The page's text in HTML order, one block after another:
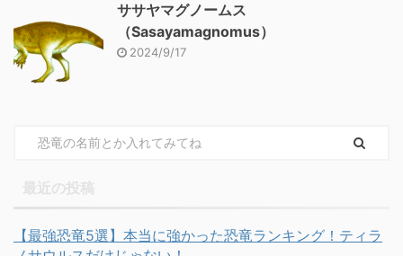
ササヤマグノームス
（Sasayamagnomus）
2024/9/17
【最強恐竜5選】本当に強かった恐竜ランキング！ティラ